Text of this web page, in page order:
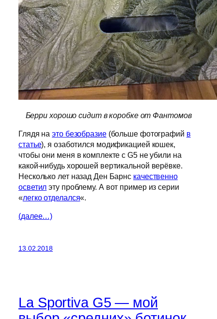
Берри хорошо сидит в коробке от Фантомов
Глядя наэто безобразие(больше фотографий в
статье), я озаботился модификацией кошек,
чтобы они меня в комплекте с G5 не убили на
какой-нибудь хорошей вертикальной верёвке.
Несколько лет назад Ден Барнс качественно
осветил эту проблему. А вот пример из серии
«легко отделался«.
(далее…)
13.02.2018
La Sportiva G5 — мой